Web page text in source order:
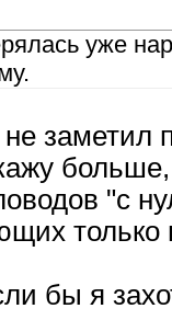
уже
заметил
"с
бы я